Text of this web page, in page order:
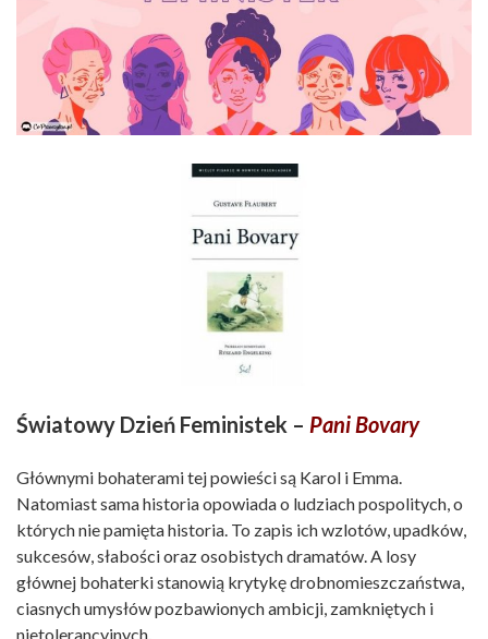
Światowy Dzień Feministek – Pani Bovary
Głównymi bohaterami tej powieści są Karol i Emma.
Natomiast sama historia opowiada o ludziach pospolitych, o
których nie pamięta historia. To zapis ich wzlotów, upadków,
sukcesów, słabości oraz osobistych dramatów. A losy
głównej bohaterki stanowią krytykę drobnomieszczaństwa,
ciasnych umysłów pozbawionych ambicji, zamkniętych i
nietolerancyjnych.